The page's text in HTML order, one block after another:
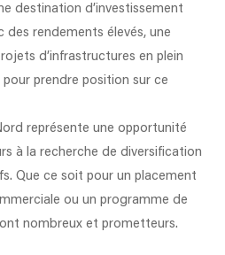
destination d’investissement
des rendements élevés, une
d’infrastructures en plein
prendre position sur ce
représente une opportunité
à la recherche de diversification
Que ce soit pour un placement
ou un programme de
nombreux et prometteurs.